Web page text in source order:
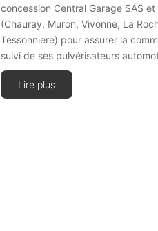
concession Central Garage SAS
(Chauray, Muron, Vivonne, La
Tessonniere) pour assurer la
suivi de ses pulvérisateurs
Lire plus